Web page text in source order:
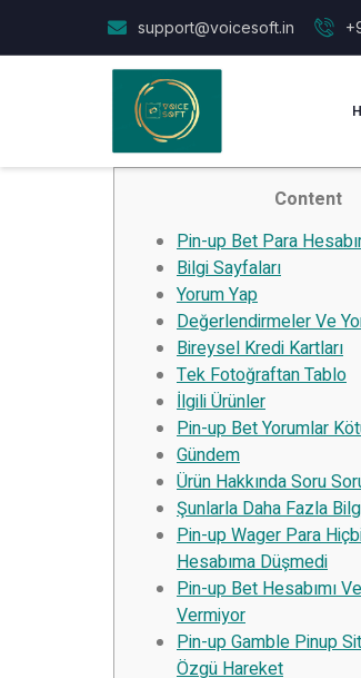
support@voicesoft.in
Content
Pin-up Bet Para
Bilgi Sayfaları
Yorum Yap
Değerlendirmeler Ve
Bireysel Kredi Kartları
Tek Fotoğraftan Tablo
İlgili Ürünler
Pin-up Bet Yorumlar
Gündem
Ürün Hakkında Soru
Şunlarla Daha Fazla
Pin-up Wager Para
Hesabıma Düşmedi
Pin-up Bet Hesabımı
Vermiyor
Pin-up Gamble Pinup
Özgü Hareket